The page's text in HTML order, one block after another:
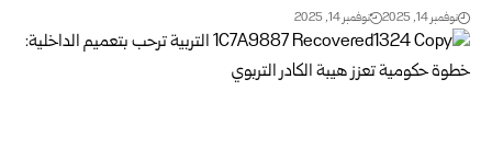
نوفمبر 14, 2025 نوفمبر 14, 2025